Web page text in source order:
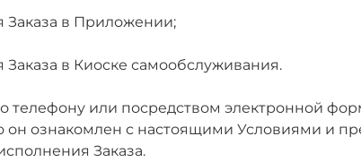
в Приложении;
в Киоске самообслуживания.
телефону или посредством электронной
он ознакомлен с настоящими Условиями и
Заказа.